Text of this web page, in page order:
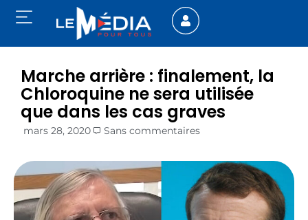
Marche arrière : finalement, la
Chloroquine ne sera utilisée
que dans les cas graves
mars 28, 2020 Sans commentaires